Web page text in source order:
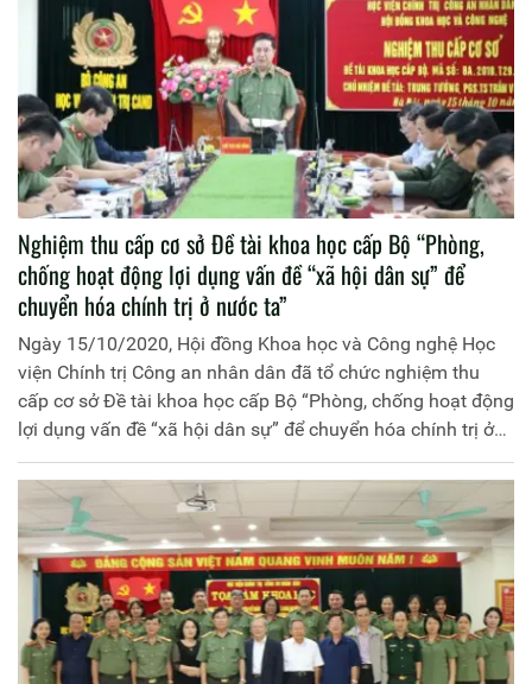
Trung tướng, PGS.TS Trần Vi Dân, Giám đốc Học viện chủ
trì hội thảo
Nghiệm thu cấp cơ sở Đề tài khoa học cấp Bộ “Phòng,
chống hoạt động lợi dụng vấn đề “xã hội dân sự” để
chuyển hóa chính trị ở nước ta”
Ngày 15/10/2020, Hội đồng Khoa học và Công nghệ Học
viện Chính trị Công an nhân dân đã tổ chức nghiệm thu
cấp cơ sở Đề tài khoa học cấp Bộ “Phòng, chống hoạt động
lợi dụng vấn đề “xã hội dân sự” để chuyển hóa chính trị ở
nước ta”, mã số BA.2018.T29.007 do Học viện Chính trị
Công an nhân dân chủ trì, đồng chí Trung tướng, PGS.TS
Trần Vi Dân, Giám đốc Học viện Chính trị Công an nhân
dân làm Chủ nhiệm.